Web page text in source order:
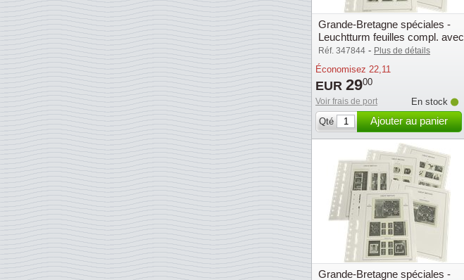
Grande-Bretagne spéciales -
Leuchtturm feuilles compl. avec
pochettes (SF) - 2014
Réf. 347844 - Plus de détails
Économisez 22,11
EUR 2900
Voir frais de port
En stock
Qté
Ajouter au panier
Grande-Bretagne spéciales -